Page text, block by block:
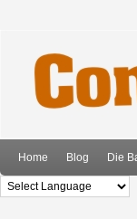
Home Blog Die